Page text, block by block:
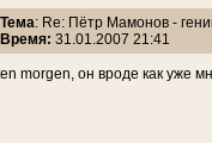
Тема: Re: Пётр Мамонов -
Время: 31.01.2007 21:41
morgen, он вроде как уже